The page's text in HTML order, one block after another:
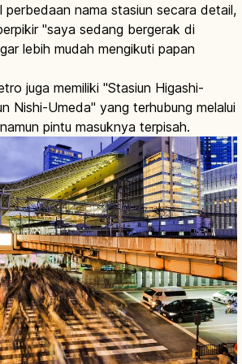
perbedaan nama stasiun secara detail,
"saya sedang bergerak di
lebih mudah mengikuti papan
juga memiliki "Stasiun Higashi-
Nishi-Umeda" yang terhubung melalui
pintu masuknya terpisah.